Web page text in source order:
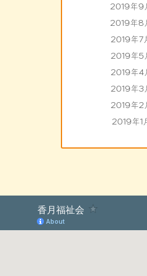
2019年9
2019年8
2019年7
2019年5
2019年4
2019年3
2019年2
2019年1